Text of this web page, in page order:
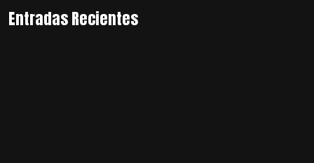
Entradas Recientes